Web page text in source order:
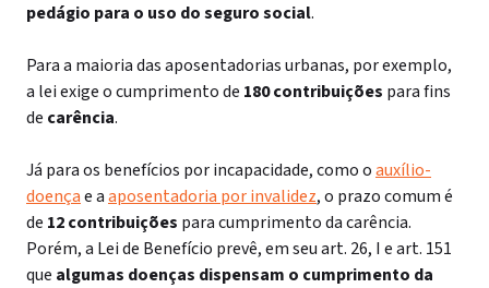
pedágio para o uso do seguro social.
Para a maioria das aposentadorias urbanas, por exemplo,
a lei exige o cumprimento de 180 contribuições para fins
de carência.
Já para os benefícios por incapacidade, como oauxílio-
doençae aaposentadoria por invalidez, o prazo comum é
de 12 contribuições para cumprimento da carência.
Porém, a Lei de Benefício prevê, em seu art. 26, I e art. 151
que algumas doenças dispensam o cumprimento da